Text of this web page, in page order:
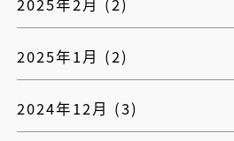
2025年2月 (2)
2025年1月 (2)
2024年12月 (3)